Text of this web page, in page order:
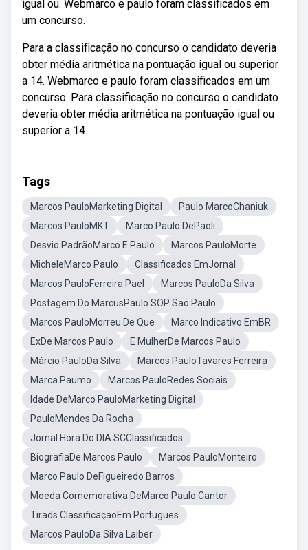
igual ou. Webmarco e paulo foram classificados em
um concurso.
Para a classificação no concurso o candidato deveria
obter média aritmética na pontuação igual ou superior
a 14. Webmarco e paulo foram classificados em um
concurso. Para classificação no concurso o candidato
deveria obter média aritmética na pontuação igual ou
superior a 14.
Tags
Marcos PauloMarketing Digital
Paulo MarcoChaniuk
Marcos PauloMKT
Marco Paulo DePaoli
Desvio PadrãoMarco E Paulo
Marcos PauloMorte
MicheleMarco Paulo
Classificados EmJornal
Marcos PauloFerreira Pael
Marcos PauloDa Silva
Postagem Do MarcusPaulo SOP Sao Paulo
Marcos PauloMorreu De Que
Marco Indicativo EmBR
ExDe Marcos Paulo
E MulherDe Marcos Paulo
Márcio PauloDa Silva
Marcos PauloTavares Ferreira
Marca Paumo
Marcos PauloRedes Sociais
Idade DeMarco PauloMarketing Digital
PauloMendes Da Rocha
Jornal Hora Do DIA SCClassificados
BiografiaDe Marcos Paulo
Marcos PauloMonteiro
Marco Paulo DeFigueiredo Barros
Moeda Comemorativa DeMarco Paulo Cantor
Tirads ClassificaçaoEm Portugues
Marcos PauloDa Silva Laiber